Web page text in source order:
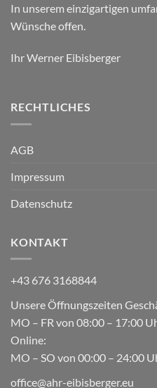
In unserem einzigartigen
Wünsche offen.
Ihr Werner Eibisberger
RECHTLICHES
AGB
Impressum
Datenschutz
KONTAKT
+43 676 3168844
Unsere Öffnungszeiten
MO – FR von 08:00 – 17:00
Online:
MO – SO von 00:00 – 24:00
office@ahr-eibisberger.eu